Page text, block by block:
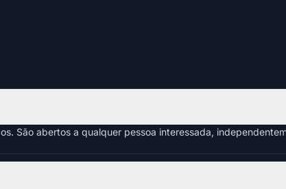
São abertos a qualquer pessoa interessada,